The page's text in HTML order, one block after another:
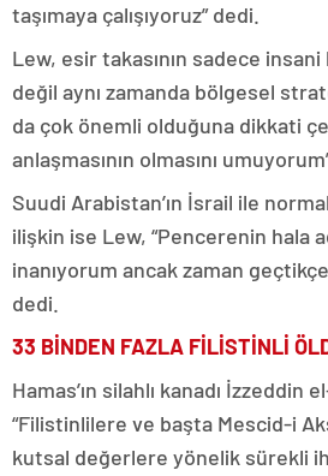
taşımaya çalışıyoruz” dedi.
Lew, esir takasının sadece
değil aynı zamanda bölgesel
da çok önemli olduğuna dikkati
anlaşmasının olmasını
Suudi Arabistan’ın İsrail ile
ilişkin ise Lew, “Pencerenin hala
inanıyorum ancak zaman
dedi.
33 BİNDEN FAZLA FİLİSTİNLİ
Hamas’ın silahlı kanadı İzzeddin
“Filistinlilere ve başta Mescid-i
kutsal değerlere yönelik sürekli